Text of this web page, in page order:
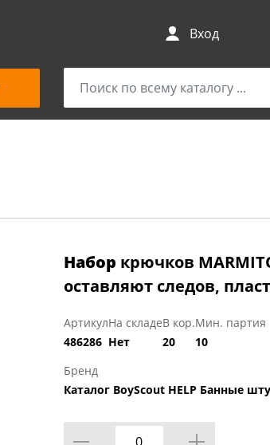
Вход
Набор крючков
оставляют следов,
Артикул
486286
На складе
Нет
В кор.
20
Мин. партия
10
Бренд
Каталог BoyScout HELP Банные